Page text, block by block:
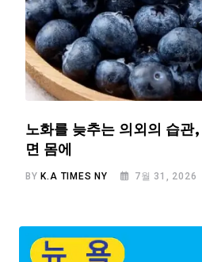
노화를 늦추는 의외의 습관
면 몸에
BYK.A TIMES NY 7월 31, 2026